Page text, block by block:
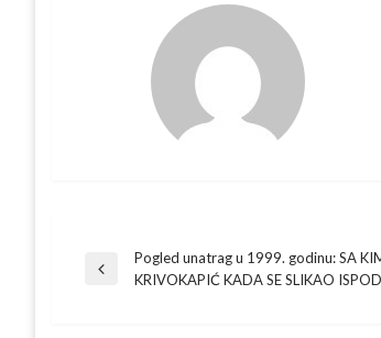
Navigacija
Previous
Pogled unatrag u 1999. godinu: SA
KRIVOKAPIĆ KADA SE SLIKAO